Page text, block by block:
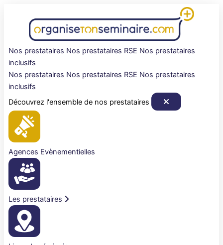
Nos prestataires Nos prestataires RSE Nos prestataires
inclusifs
Nos prestataires Nos prestataires RSE Nos prestataires
inclusifs
Découvrez l'ensemble de nos prestataires
Agences Evènementielles
Les prestataires